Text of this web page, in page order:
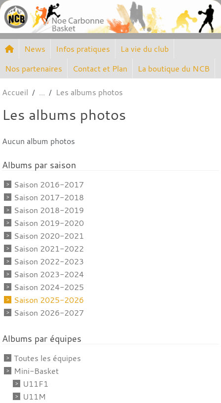
News Infos pratiques
La vie du club
Nos partenaires
Contact et Plan La boutique du NCB
Accueil Les albums photos
Les albums photos
Aucun album photos
Albums par saison
Saison 2016-2017
Saison 2017-2018
Saison 2018-2019
Saison 2019-2020
Saison 2020-2021
Saison 2021-2022
Saison 2022-2023
Saison 2023-2024
Saison 2024-2025
Saison 2025-2026
Saison 2026-2027
Albums par équipes
Toutes les équipes
Mini-Basket
U11F1
U11M
Panneau de gestion des cookies